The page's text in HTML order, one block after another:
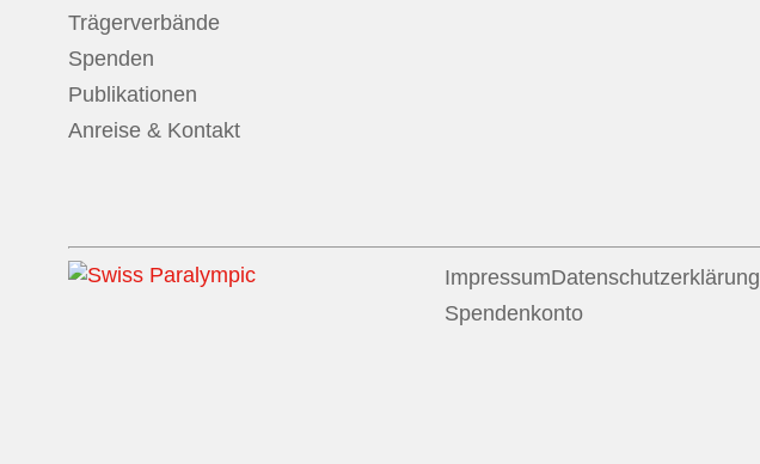
Trägerverbände
Spenden
Publikationen
Anreise & Kontakt
ImpressumDatenschutzerklärung
Spendenkonto